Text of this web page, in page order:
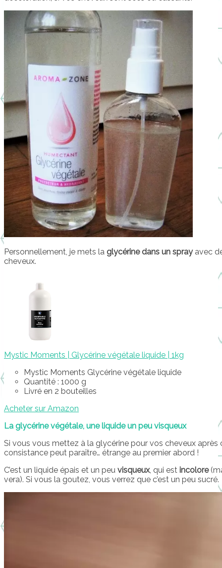
Personnellement, je mets la glycérine dans un sprayavec
cheveux.
Mystic Moments | Glycérine végétale liquide | 1kg
Mystic Moments Glycérine végétale liquide
Quantité : 1000 g
Livré en 2 bouteilles
Acheter sur Amazon
La glycérine végétale, une liquide un peu visqueux
Si vous vous mettez à la glycérine pour vos cheveux après
consistance peut paraître… étrange au premier abord !
C’est un liquide épais et un peu visqueux, qui est incolore
vera). Si vous la goutez, vous verrez que c’est un peu sucré.